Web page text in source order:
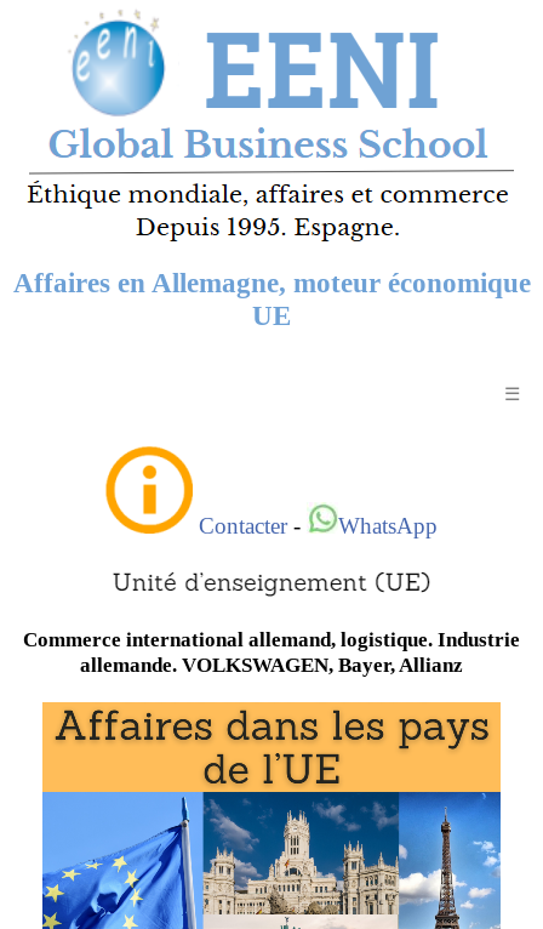
Affaires en Allemagne, moteur économique
UE
☰
Contacter- WhatsApp
Commerce international allemand, logistique. Industrie
allemande. VOLKSWAGEN, Bayer, Allianz